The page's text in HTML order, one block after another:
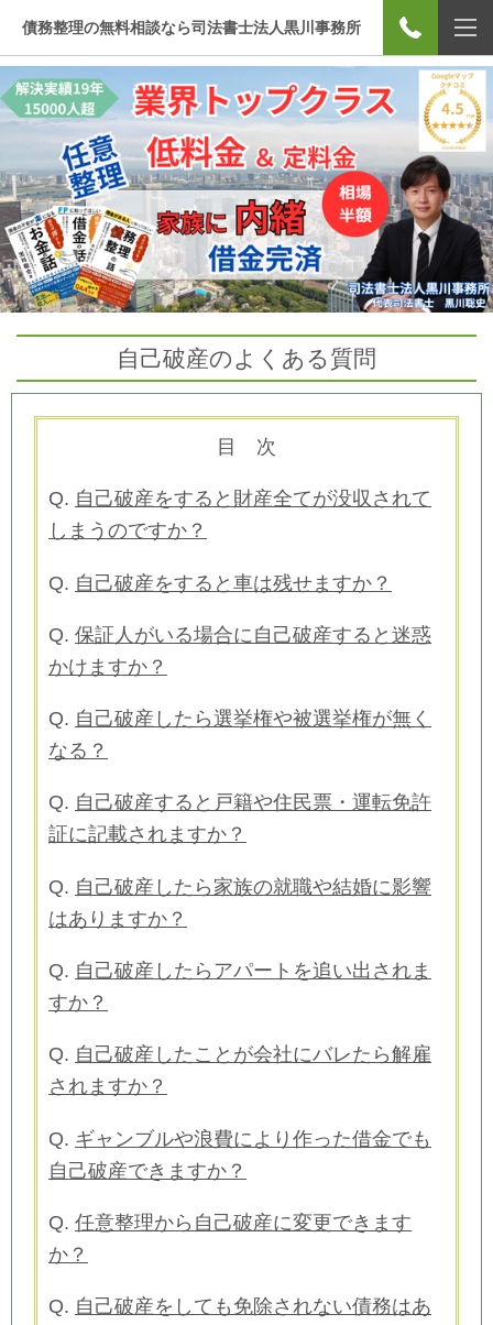
債務整理の無料相談なら司法書士法人黒川事務所
自己破産のよくある質問
目 次
Q. 自己破産をすると財産全てが没収されて
しまうのですか？
Q. 自己破産をすると車は残せますか？
Q. 保証人がいる場合に自己破産すると迷惑
かけますか？
Q. 自己破産したら選挙権や被選挙権が無く
なる？
Q. 自己破産すると戸籍や住民票・運転免許
証に記載されますか？
Q. 自己破産したら家族の就職や結婚に影響
はありますか？
Q. 自己破産したらアパートを追い出されま
すか？
Q. 自己破産したことが会社にバレたら解雇
されますか？
Q. ギャンブルや浪費により作った借金でも
自己破産できますか？
Q. 任意整理から自己破産に変更できます
か？
Q. 自己破産をしても免除されない債務はあ